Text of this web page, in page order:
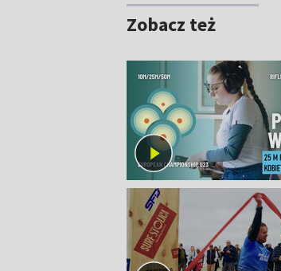
Zobacz też